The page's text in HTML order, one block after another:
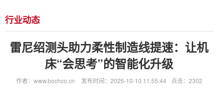
行业动态
雷尼绍测头助力柔性制造线提速：让机
床“会思考”的智能化升级
作者：www.bochco.cn 发布时间：2025-10-10 11:55:44 点击：2302